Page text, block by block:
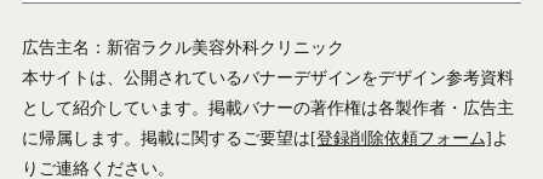
広告主名：新宿ラクル美容外科クリニック
本サイトは、公開されているバナーデザインをデザイン参考資料
として紹介しています。掲載バナーの著作権は各製作者・広告主
に帰属します。掲載に関するご要望は[登録削除依頼フォーム]よ
りご連絡ください。